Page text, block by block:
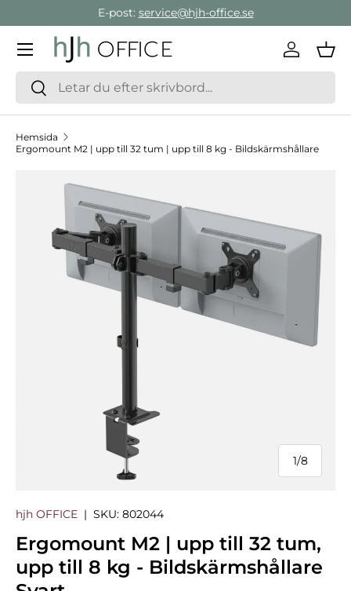
Gå direkt till innehållet
E-post: service@hjh-office.se
SökSök
Logga in
Meny
Hemsida
Ergomount M2 | upp till 32 tum | upp till 8 kg - Bildskärmshållare
Hoppa till produktinformation
1/
från
8
hjh OFFICE | SKU: 802044
Ergomount M2 | upp till 32 tum,
upp till 8 kg - Bildskärmshållare